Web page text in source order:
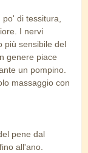
di tessitura,
I nervi
più sensibile del
genere piace
un pompino.
massaggio con
pene dal
all'ano.